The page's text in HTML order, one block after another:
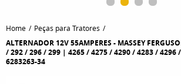
Home Peças para Tratores
ALTERNADOR 12V 55AMPERES - MASSEY
/ 292 / 296 / 299 | 4265 / 4275 / 4290 / 4283 / 4296
6283263-34